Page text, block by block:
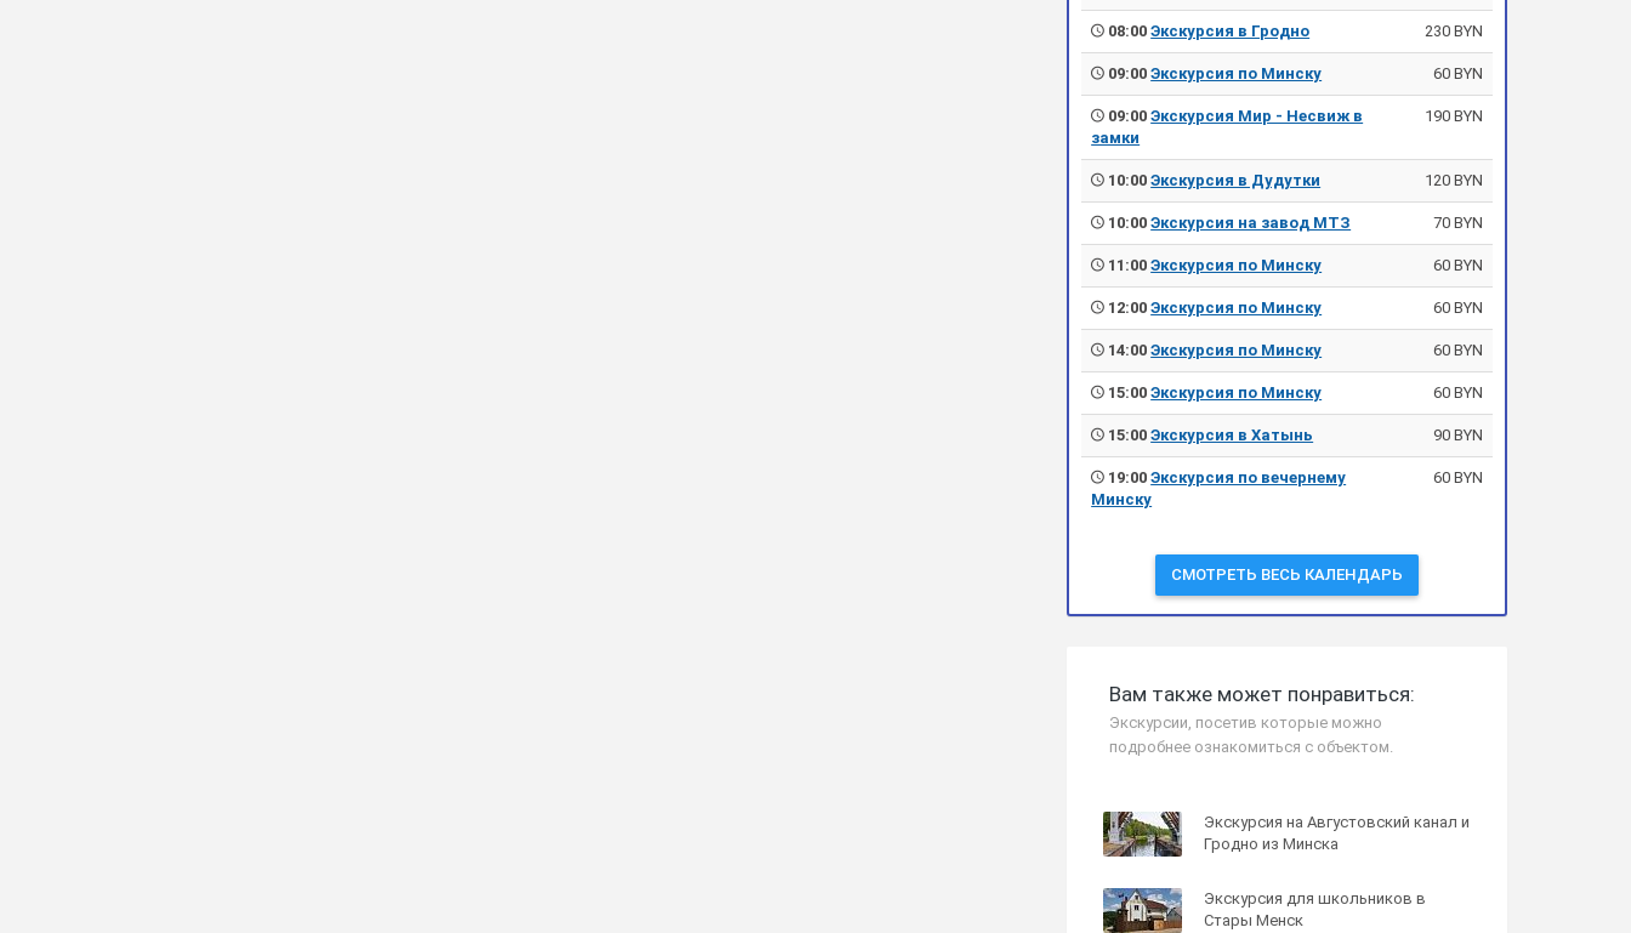
08:00Экскурсия в Гродно 230 BYN
09:00Экскурсия по Минску 60 BYN
09:00Экскурсия Мир - Несвиж в
замки
190 BYN
10:00Экскурсия в Дудутки 120 BYN
10:00Экскурсия на завод МТЗ 70 BYN
11:00Экскурсия по Минску 60 BYN
12:00Экскурсия по Минску 60 BYN
14:00Экскурсия по Минску 60 BYN
15:00Экскурсия по Минску 60 BYN
15:00Экскурсия в Хатынь 90 BYN
19:00Экскурсия по вечернему
Минску
60 BYN
СМОТРЕТЬ ВЕСЬ КАЛЕНДАРЬ
Вам также может понравиться:
Экскурсии, посетив которые можно
подробнее ознакомиться с объектом.
Экскурсия на Августовский канал и
Гродно из Минска
Экскурсия для школьников в
Стары Менск